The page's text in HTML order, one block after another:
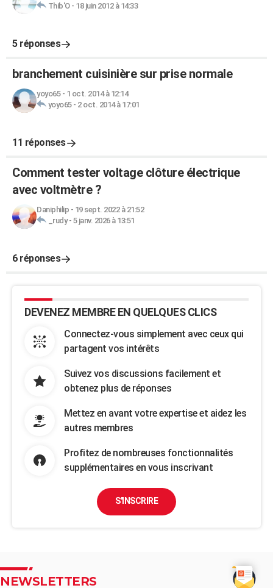
Thib'O- 18 juin 2012 à 14:33
5 réponses
branchement cuisinière sur prise normale
yoyo65- 1 oct. 2014 à 12:14
yoyo65- 2 oct. 2014 à 17:01
11 réponses
Comment tester voltage clôture électrique
avec voltmètre ?
Daniphilip - 19 sept. 2022 à 21:52
_rudy- 5 janv. 2026 à 13:51
6 réponses
DEVENEZ MEMBRE EN QUELQUES CLICS
Connectez-vous simplement avec ceux qui
partagent vos intérêts
Suivez vos discussions facilement et
obtenez plus de réponses
Mettez en avant votre expertise et aidez les
autres membres
Profitez de nombreuses fonctionnalités
supplémentaires en vous inscrivant
S'INSCRIRE
NEWSLETTERS